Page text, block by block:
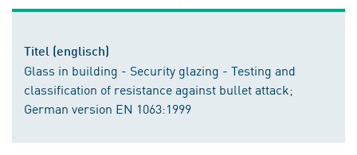
Titel (englisch)
Glass in building - Security glazing - Testing and
classification of resistance against bullet attack;
German version EN 1063:1999